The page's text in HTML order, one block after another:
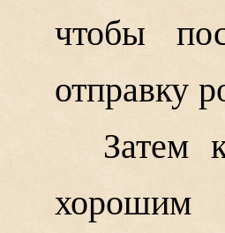
чтобы
отправку
Затем
хорошим